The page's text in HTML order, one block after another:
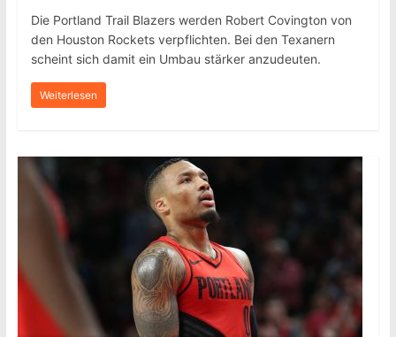
Die Portland Trail Blazers werden Robert Covington von
den Houston Rockets verpflichten. Bei den Texanern
scheint sich damit ein Umbau stärker anzudeuten.
Weiterlesen